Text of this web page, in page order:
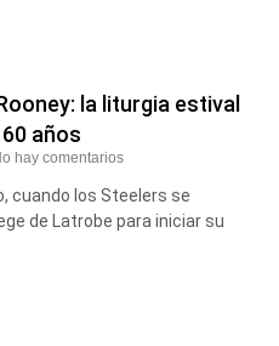
la liturgia estival
años
hay comentarios
los Steelers se
de Latrobe para iniciar su